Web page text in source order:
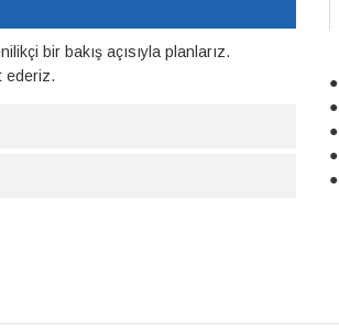
bir bakış açısıyla planlarız.
ederiz.